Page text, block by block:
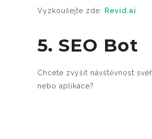
Vyzkoušejte zde: Revid.ai
5. SEO Bot
Chcete zvýšit návštěvnost
nebo aplikace?